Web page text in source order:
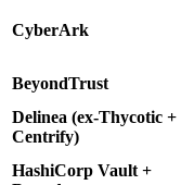
CyberArk
BeyondTrust
Delinea (ex-Thycotic +
Centrify)
HashiCorp Vault +